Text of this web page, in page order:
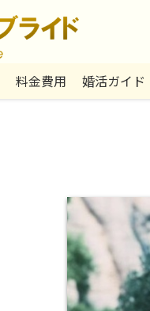
料金費用 婚活ガイド